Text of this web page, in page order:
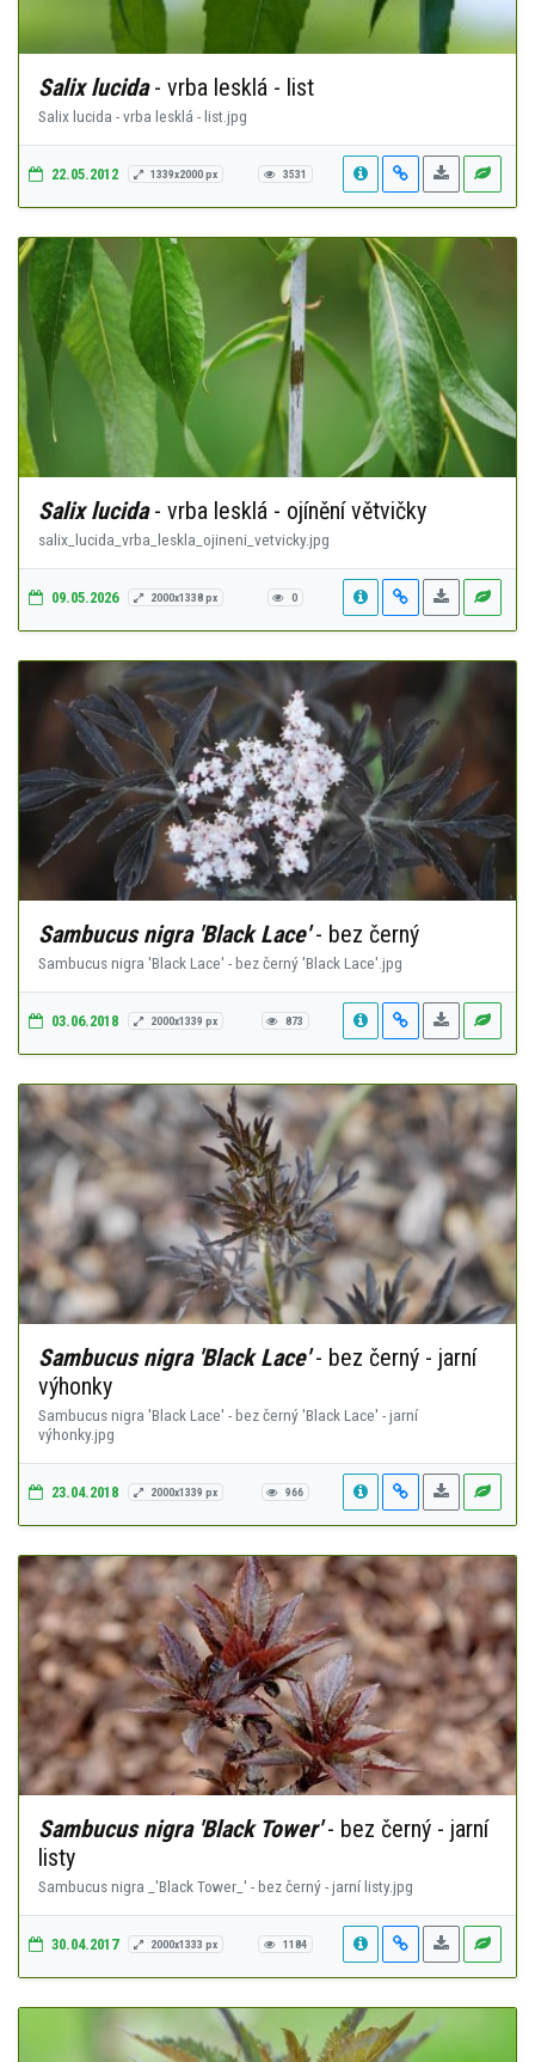
Salix lucida- vrba lesklá - list
Salix lucida - vrba lesklá - list.jpg
22.05.2012 1339x2000 px 3531
Salix lucida- vrba lesklá - ojínění větvičky
salix_lucida_vrba_leskla_ojineni_vetvicky.jpg
09.05.2026 2000x1338 px 0
Sambucus nigra 'Black Lace'- bez černý
Sambucus nigra 'Black Lace' - bez černý 'Black Lace'.jpg
03.06.2018 2000x1339 px 873
Sambucus nigra 'Black Lace'- bez černý - jarní
výhonky
Sambucus nigra 'Black Lace' - bez černý 'Black Lace' - jarní
výhonky.jpg
23.04.2018 2000x1339 px 966
Sambucus nigra 'Black Tower'- bez černý - jarní
listy
Sambucus nigra _'Black Tower_' - bez černý - jarní listy.jpg
30.04.2017 2000x1333 px 1184